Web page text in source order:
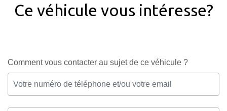
Ce véhicule vous intéresse?
Comment vous contacter au sujet de ce véhicule ?